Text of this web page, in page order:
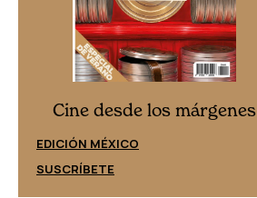
Cine desde los márgenes
EDICIÓN MÉXICO
SUSCRÍBETE